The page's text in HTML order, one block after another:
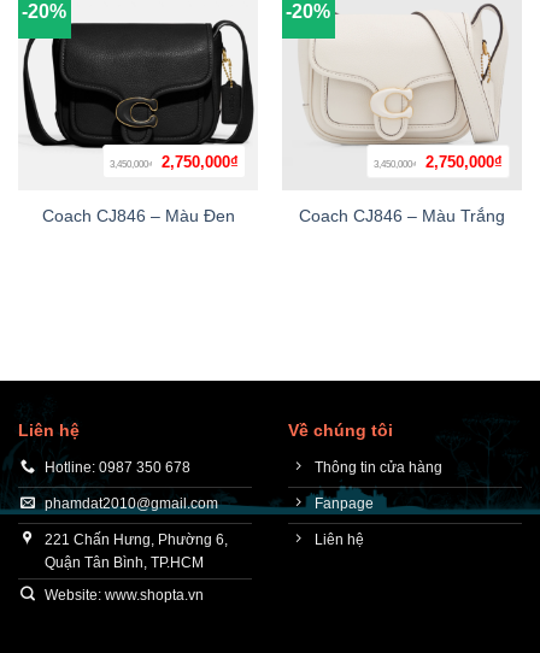
-20%
3,450,000₫
Giá
gốc
2,750,000₫
2,750,000₫.
Coach CJ846 – Màu Đen
-20%
3,450,000₫
Giá
gốc
3,450,000₫.
2,750,000₫
Coach CJ846 – Màu Trắng
Liên hệ
Hotline: 0987 350 678
phamdat2010@gmail.com
221 Chấn Hưng, Phường 6,
Quận Tân Bình, TP.HCM
Website: www.shopta.vn
Về chúng tôi
Thông tin cửa hàng
Fanpage
Liên hệ